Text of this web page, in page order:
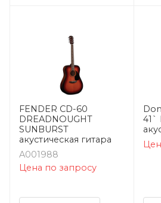
FENDER CD-60
DREADNOUGHT
SUNBURST
акустическая гитара
A001988
Цена по запросу
41`